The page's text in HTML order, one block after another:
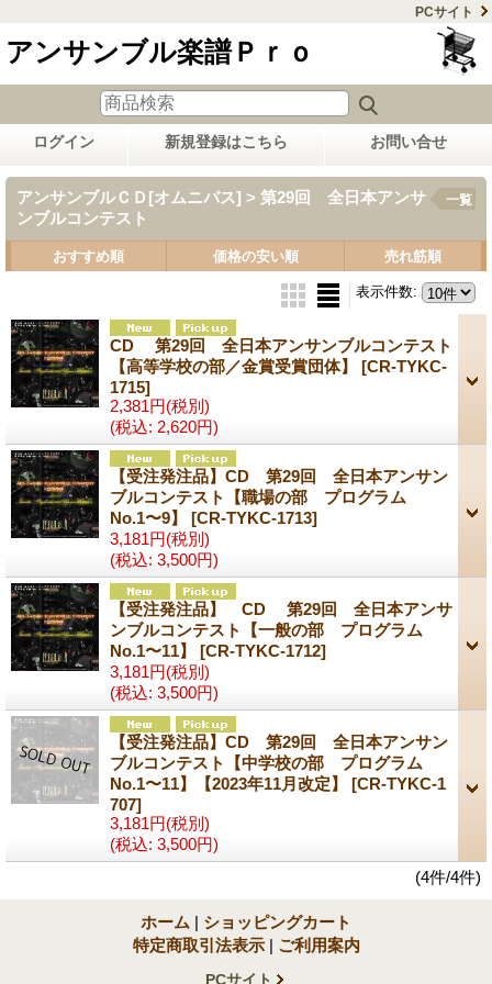
PCサイト
アンサンブル楽譜Ｐｒｏ
ログイン 新規登録はこちら お問い合せ
アンサンブルＣＤ[オムニバス] > 第29回 全日本アンサ
ンブルコンテスト
一覧
おすすめ順 価格の安い順 売れ筋順
表示件数:
CD 第29回 全日本アンサンブルコンテスト
【高等学校の部／金賞受賞団体】 [CR-TYKC-
1715]
2,381円(税別)
(税込: 2,620円)
【受注発注品】CD 第29回 全日本アンサン
ブルコンテスト【職場の部 プログラム
No.1〜9】 [CR-TYKC-1713]
3,181円(税別)
(税込: 3,500円)
【受注発注品】 CD 第29回 全日本アンサ
ンブルコンテスト【一般の部 プログラム
No.1〜11】 [CR-TYKC-1712]
3,181円(税別)
(税込: 3,500円)
【受注発注品】CD 第29回 全日本アンサン
ブルコンテスト【中学校の部 プログラム
No.1〜11】【2023年11月改定】 [CR-TYKC-1
707]
3,181円(税別)
(税込: 3,500円)
(4件/4件)
ホーム | ショッピングカート
特定商取引法表示 | ご利用案内
PCサイト